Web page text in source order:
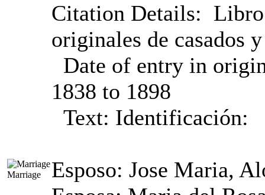
Marriage
Citation Details: Libro
originales de casados
Date of entry in
1838 to 1898
Text: Identificación:
Esposo: Jose Maria,